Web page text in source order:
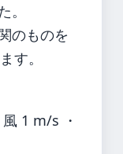
のものを
す。
1 m/s ・